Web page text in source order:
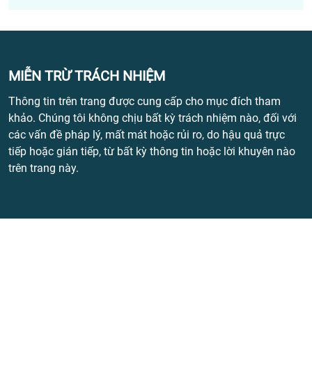
MIỄN TRỪ TRÁCH NHIỆM
Thông tin trên trang được cung cấp cho mục đích tham
khảo. Chúng tôi không chịu bất kỳ trách nhiệm nào, đối với
các vấn đề pháp lý, mất mát hoặc rủi ro, do hậu quả trực
tiếp hoặc gián tiếp, từ bất kỳ thông tin hoặc lời khuyên nào
trên trang này.